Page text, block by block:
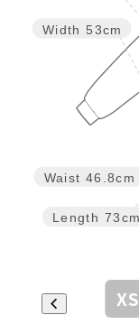
Length 73cm
Waist 46.8cm
Width 53cm
XS